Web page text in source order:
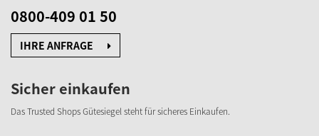
0800-409 01 50
IHRE ANFRAGE
Sicher einkaufen
Das Trusted Shops Gütesiegel steht für sicheres Einkaufen.